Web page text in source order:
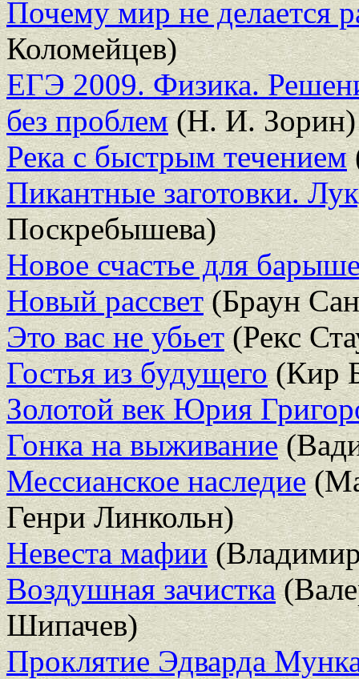
Почему мир не делается
Коломейцев)
ЕГЭ 2009. Физика.
без проблем(Н. И. Зорин)
Река с быстрым течением
Пикантные заготовки.
Поскребышева)
Новое счастье для
Новый рассвет(Браун
Это вас не убьет(Рекс
Гостья из будущего(Кир
Золотой век Юрия
Гонка на выживание
Мессианское наследие
Генри Линкольн)
Невеста мафии
Воздушная зачистка
Шипачев)
Проклятие Эдварда